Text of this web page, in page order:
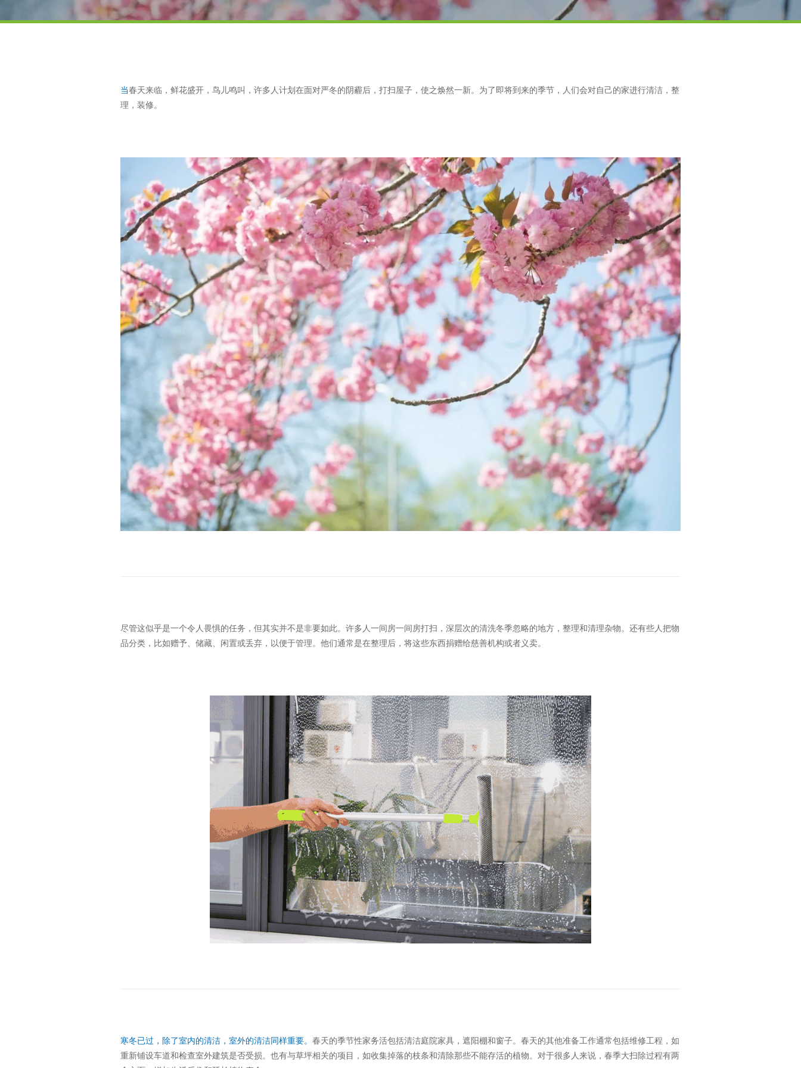
当春天来临，鲜花盛开，鸟儿鸣叫，许多人计划在面对严冬的阴霾后，打扫屋子，使之焕然一新。为了即将到来的季节，人们会对自己的家进行清洁，整
理，装修。
尽管这似乎是一个令人畏惧的任务，但其实并不是非要如此。许多人一间房一间房打扫，深层次的清洗冬季忽略的地方，整理和清理杂物。还有些人把物
品分类，比如赠予、储藏、闲置或丢弃，以便于管理。他们通常是在整理后，将这些东西捐赠给慈善机构或者义卖。
寒冬已过，除了室内的清洁，室外的清洁同样重要。 春天的季节性家务活包括清洁庭院家具，遮阳棚和窗子。春天的其他准备工作通常包括维修工程，如
重新铺设车道和检查室外建筑是否受损。也有与草坪相关的项目，如收集掉落的枝条和清除那些不能存活的植物。对于很多人来说，春季大扫除过程有两